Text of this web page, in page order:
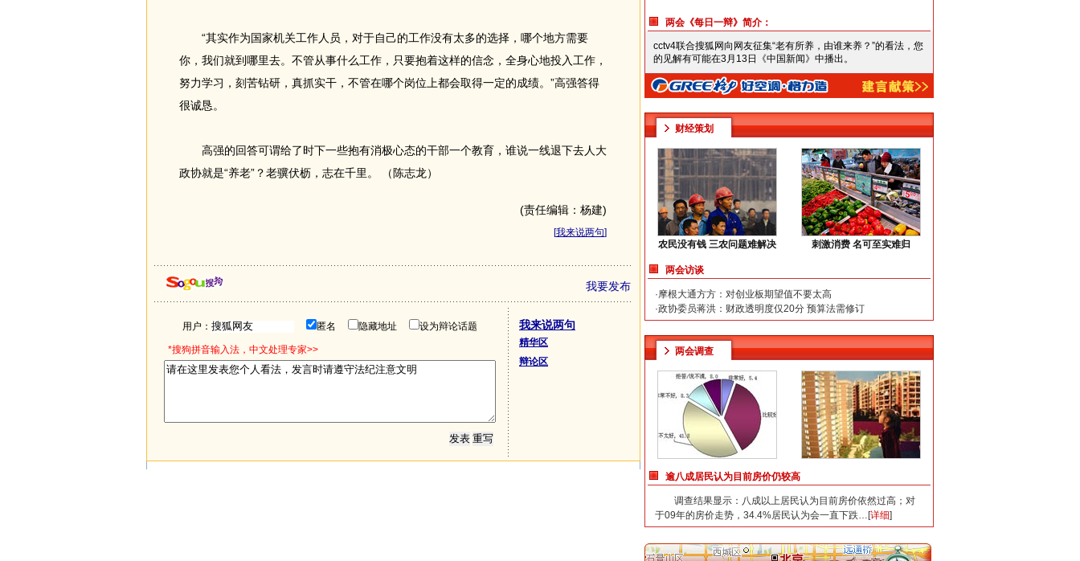
“其实作为国家机关工作人员，对于自己的工作没有太多的选择，哪个地方需要
你，我们就到哪里去。不管从事什么工作，只要抱着这样的信念，全身心地投入工作，
努力学习，刻苦钻研，真抓实干，不管在哪个岗位上都会取得一定的成绩。”高强答得
很诚恳。
高强的回答可谓给了时下一些抱有消极心态的干部一个教育，谁说一线退下去人大
政协就是“养老”？老骥伏枥，志在千里。 （陈志龙）
(责任编辑：杨建)
[我来说两句]
我要发布
用户： 匿名 隐藏地址 设为辩论话题
*搜狗拼音输入法，中文处理专家>>
我来说两句
精华区
辩论区
两会《每日一辩》简介：
cctv4联合搜狐网向网友征集“老有所养，由谁来养？”的看法，您
的见解有可能在3月13日《中国新闻》中播出。
财经策划
农民没有钱 三农问题难解决 刺激消费 名可至实难归
两会访谈
·摩根大通方方：对创业板期望值不要太高
·政协委员蒋洪：财政透明度仅20分 预算法需修订
两会调查
逾八成居民认为目前房价仍较高
调查结果显示：八成以上居民认为目前房价依然过高；对
于09年的房价走势，34.4%居民认为会一直下跌…[详细]